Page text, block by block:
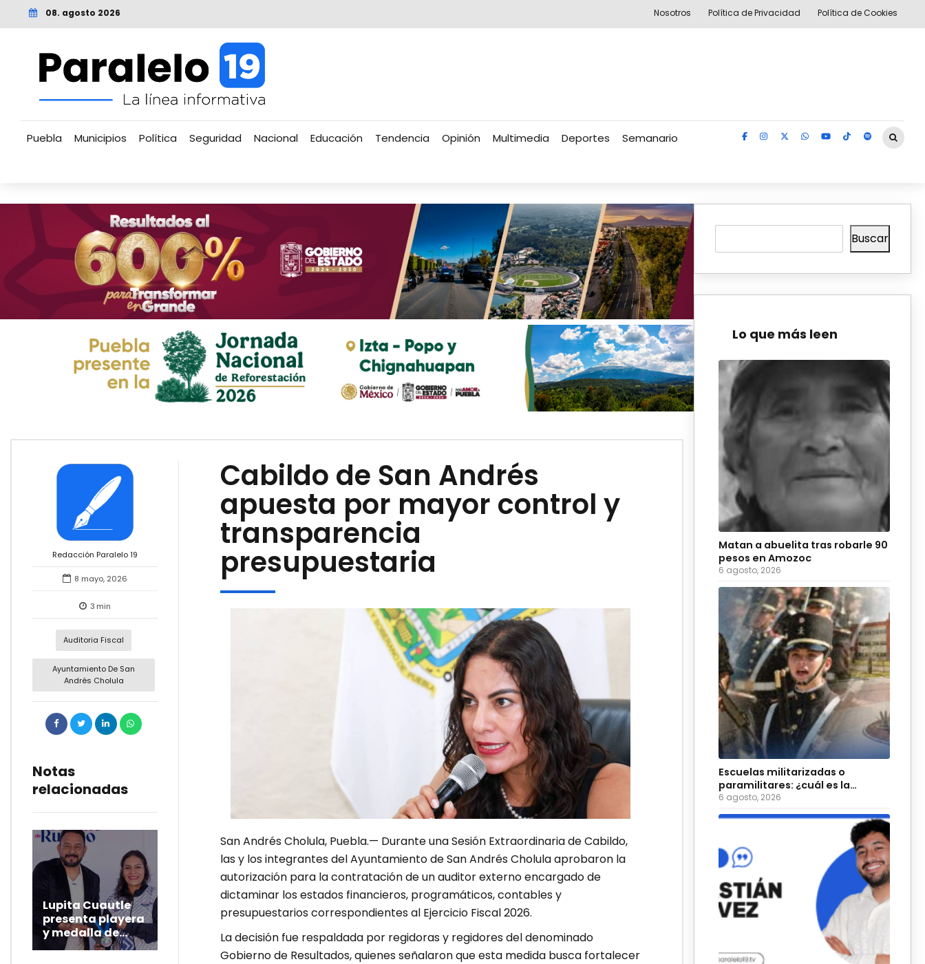
08. agosto 2026 Nosotros Política de Privacidad Política de Cookies
Puebla Municipios Política Seguridad Nacional Educación Tendencia Opinión Multimedia Deportes Semanario
Redacción Paralelo 19
8 mayo, 2026
3 min
Auditoria Fiscal
Ayuntamiento De San
Andrés Cholula
Notas
relacionadas
Lupita Cuautle
presenta playera
y medalla de
Corre por las
Cabildo de San Andrés
apuesta por mayor control y
transparencia
presupuestaria
San Andrés Cholula, Puebla.— Durante una Sesión Extraordinaria de Cabildo,
las y los integrantes del Ayuntamiento de San Andrés Cholula aprobaron la
autorización para la contratación de un auditor externo encargado de
dictaminar los estados financieros, programáticos, contables y
presupuestarios correspondientes al Ejercicio Fiscal 2026.
La decisión fue respaldada por regidoras y regidores del denominado
Gobierno de Resultados, quienes señalaron que esta medida busca fortalecer
Buscar
Lo que más leen
Matan a abuelita tras robarle 90
pesos en Amozoc
6 agosto, 2026
Escuelas militarizadas o
paramilitares: ¿cuál es la
diferencia?
6 agosto, 2026